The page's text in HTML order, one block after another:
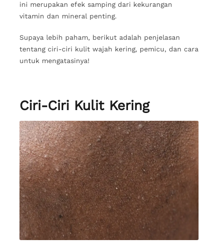
ini merupakan efek samping dari kekurangan
vitamin dan mineral penting.
Supaya lebih paham, berikut adalah penjelasan
tentang ciri-ciri kulit wajah kering, pemicu, dan cara
untuk mengatasinya!
Ciri-Ciri Kulit Kering